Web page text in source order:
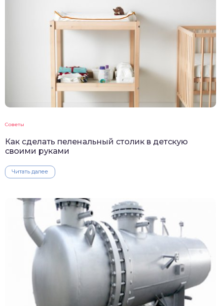
Советы
Как сделать пеленальный столик в детскую
своими руками
Читать далее